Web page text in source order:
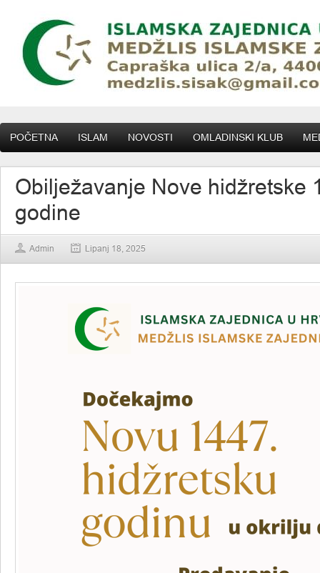
POČETNA ISLAM NOVOSTI OMLADINSKI KLUB
Obilježavanje Nove hidžretske
godine
Admin Lipanj 18, 2025